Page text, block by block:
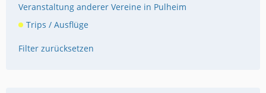
Veranstaltung anderer Vereine in Pulheim
Trips / Ausflüge
Filter zurücksetzen